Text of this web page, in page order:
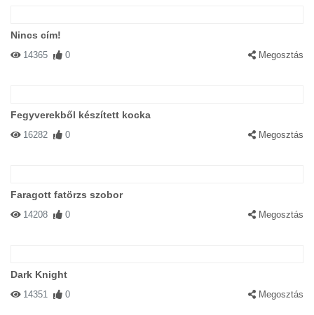
Nincs cím!
14365 0 Megosztás
Fegyverekből készített kocka
16282 0 Megosztás
Faragott fatörzs szobor
14208 0 Megosztás
Dark Knight
14351 0 Megosztás